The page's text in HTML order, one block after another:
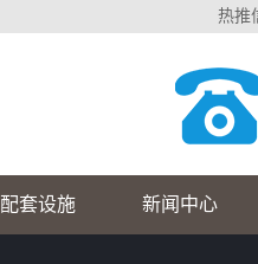
热推
配套设施 新闻中心